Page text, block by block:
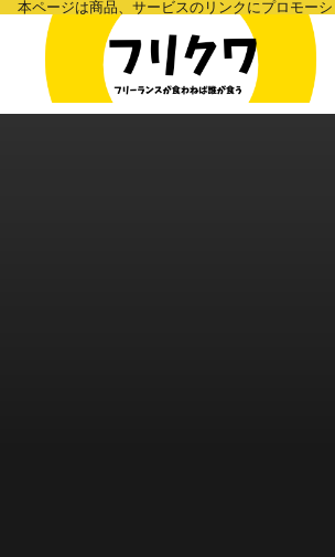
本ページは商品、サービスのリンクにプロモー